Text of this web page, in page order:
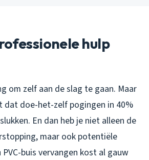
hulp
om zelf aan de slag te gaan. Maar
dat doe-het-zelf pogingen in 40%
En dan heb je niet alleen de
maar ook potentiële
buis vervangen kost al gauw